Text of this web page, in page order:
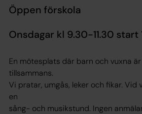
Öppen förskola
Onsdagar kl 9.30-11.30 start
En mötesplats där barn och vuxna
tillsammans.
Vi pratar, umgås, leker och fikar. Vid
en
sång- och musikstund. Ingen